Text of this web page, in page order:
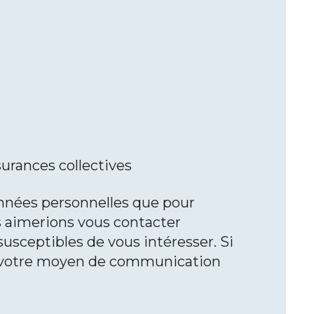
collectives
personnelles que pour
vous contacter
de vous intéresser. Si
moyen de communication